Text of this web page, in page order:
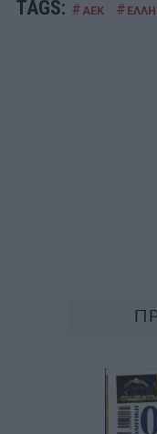
TAGS: # ΑΕΚ #